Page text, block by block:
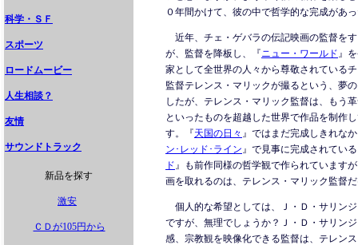
科学・ＳＦ
スポーツ
ロードムービー
人生相談？
友情
サウンドトラック
新品を探す
激安
ＣＤが105円から
０年間かけて、彼の中で哲学的な完成があ
近年、チェ・ゲバラの伝記映画の監督を
が、監督を降板し、『ニュー・ワールド』
家として全世界の人々から尊敬されている
監督テレンス・マリックが撮るという、夢
したが、テレンス・マリック監督は、もう
といったものを超越した世界で作品を制作
す。『天国の日々 』ではまだ完成しきれな
ン･レッド･ライン』で見事に完成されてい
ド』も前作同様の哲学観で作られています
画を取れるのは、テレンス・マリック監督
個人的な希望としては、Ｊ・Ｄ・サリン
ですが、無理でしょうか？Ｊ・Ｄ・サリン
感、宗教観を映像化できる監督は、テレン